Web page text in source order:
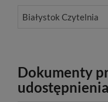
Białystok Czytelnia
Dokumenty